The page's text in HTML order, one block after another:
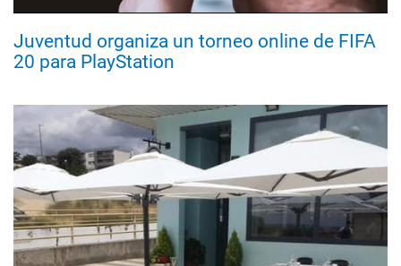
Juventud organiza un torneo online de FIFA
20 para PlayStation